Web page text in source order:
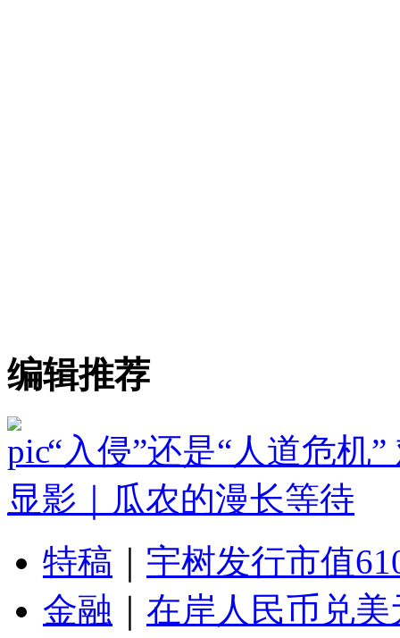
编辑推荐
“入侵”还是“人道危机
显影｜瓜农的漫长等待
特稿
宇树发行市值
金融
在岸人民币兑